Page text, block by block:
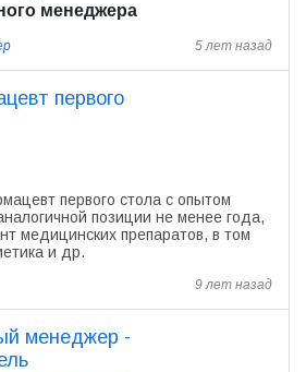
менеджера
5 лет назад
первого
первого стола с опытом
позиции не менее года,
медицинских препаратов, в том
и др.
9 лет назад
менеджер -